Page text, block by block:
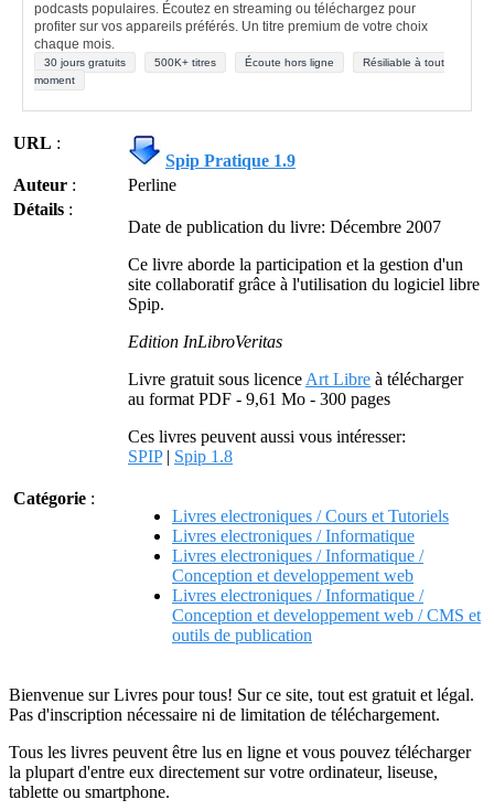
podcasts populaires. Écoutez en streaming ou téléchargez pour
profiter sur vos appareils préférés. Un titre premium de votre choix
chaque mois.
30 jours gratuits 500K+ titres Écoute hors ligne
Résiliable à tout
moment
URL :
Spip Pratique 1.9
Auteur :
Perline
Détails :
Date de publication du livre: Décembre 2007
Ce livre aborde la participation et la gestion d'un
site collaboratif grâce à l'utilisation du logiciel libre
Spip.
Edition InLibroVeritas
Livre gratuit sous licence Art Libre à télécharger
au format PDF - 9,61 Mo - 300 pages
Ces livres peuvent aussi vous intéresser:
SPIP| Spip 1.8
Catégorie :
Livres electroniques / Cours et Tutoriels
Livres electroniques / Informatique
Livres electroniques / Informatique /
Conception et developpement web
Livres electroniques / Informatique /
Conception et developpement web / CMS et
outils de publication
Bienvenue sur Livres pour tous! Sur ce site, tout est gratuit et légal.
Pas d'inscription nécessaire ni de limitation de téléchargement.
Tous les livres peuvent être lus en ligne et vous pouvez télécharger
la plupart d'entre eux directement sur votre ordinateur, liseuse,
tablette ou smartphone.